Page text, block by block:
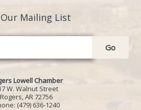
Our Mailing List
Go
Lowell Chamber
W. Walnut Street
Rogers, AR 72756
(479) 636-1240